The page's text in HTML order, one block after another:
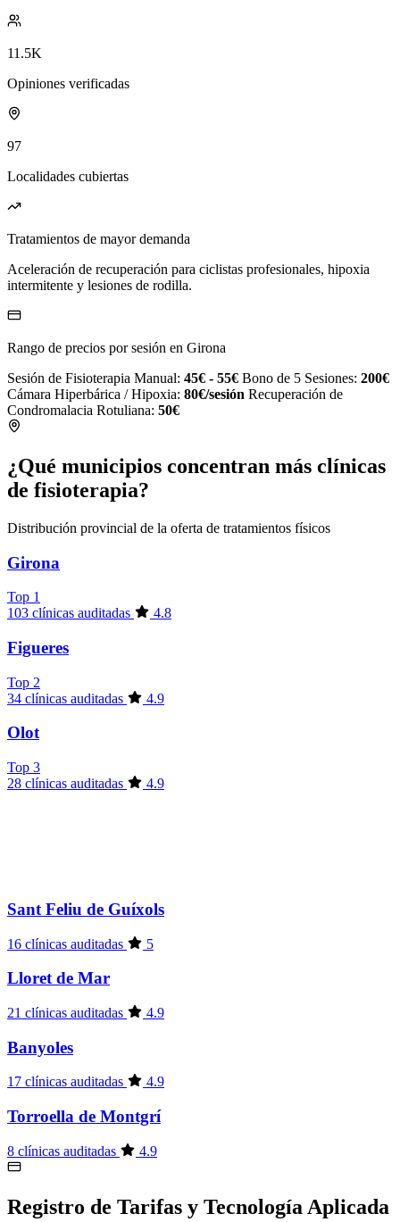
11.5K
Opiniones verificadas
97
Localidades cubiertas
Tratamientos de mayor demanda
Aceleración de recuperación para ciclistas profesionales, hipoxia
intermitente y lesiones de rodilla.
Rango de precios por sesión en Girona
Sesión de Fisioterapia Manual: 45€ - 55€ Bono de 5 Sesiones: 200€
Cámara Hiperbárica / Hipoxia: 80€/sesión Recuperación de
Condromalacia Rotuliana: 50€
¿Qué municipios concentran más clínicas
de fisioterapia?
Distribución provincial de la oferta de tratamientos físicos
Girona
Top 1
103 clínicas auditadas
4.8
Figueres
Top 2
34 clínicas auditadas
4.9
Olot
Top 3
28 clínicas auditadas
4.9
Sant Feliu de Guíxols
16 clínicas auditadas 5
Lloret de Mar
21 clínicas auditadas 4.9
Banyoles
17 clínicas auditadas 4.9
Torroella de Montgrí
8 clínicas auditadas 4.9
Registro de Tarifas y Tecnología Aplicada